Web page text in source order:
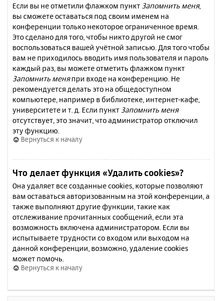
Если вы не отметили флажком пункт Запомнить меня,
вы сможете оставаться под своим именем на
конференции только некоторое ограниченное время.
Это сделано для того, чтобы никто другой не смог
воспользоваться вашей учётной записью. Для того чтобы
вам не приходилось вводить имя пользователя и пароль
каждый раз, вы можете отметить флажком пункт
Запомнить меняпри входе на конференцию. Не
рекомендуется делать это на общедоступном
компьютере, например в библиотеке, интернет-кафе,
университете и т. д. Если пункт Запомнить меня
отсутствует, это значит, что администратор отключил
эту функцию.
Вернуться к началу
Что делает функция «Удалить cookies»?
Она удаляет все созданные cookies, которые позволяют
вам оставаться авторизованным на этой конференции, а
также выполняют другие функции, такие как
отслеживание прочитанных сообщений, если эта
возможность включена администратором. Если вы
испытываете трудности со входом или выходом на
данной конференции, возможно, удаление cookies
может помочь.
Вернуться к началу